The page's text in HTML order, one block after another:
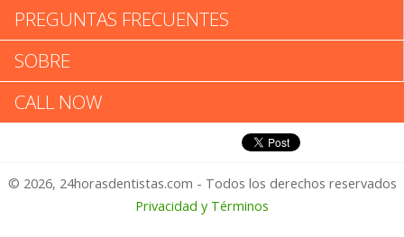
Daniel J Traub
Daniel J Traub: Califica tu
Experiencia
1 – No Feliz
PREGUNTAS FRECUENTES
SOBRE
CALL NOW
© 2026, 24horasdentistas.com - Todos los derechos reservados
Privacidad y Términos